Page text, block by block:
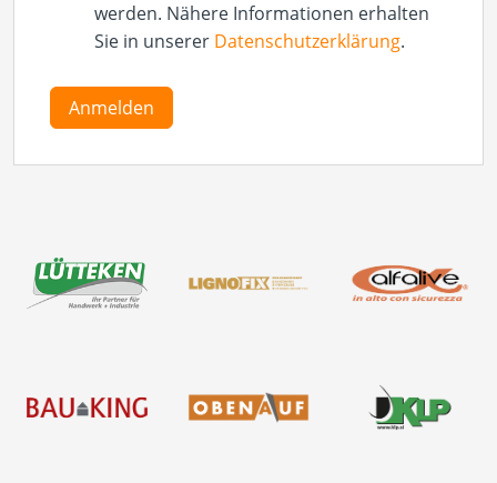
werden. Nähere Informationen erhalten
Sie in unserer Datenschutzerklärung.